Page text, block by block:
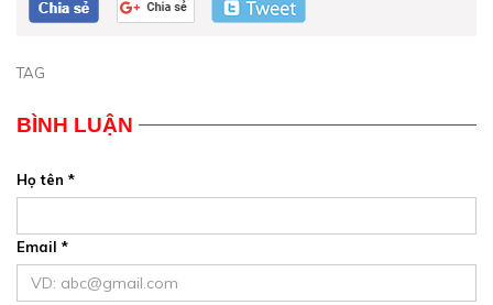
tham quan theo chương trình.
TAG
BÌNH LUẬN
Họ tên *
Email *